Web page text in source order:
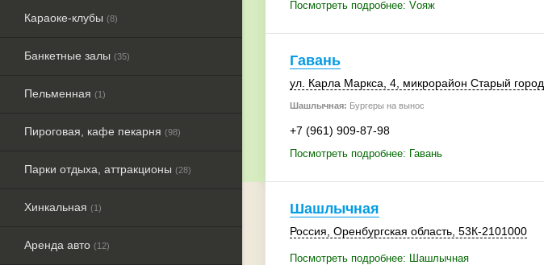
Караоке-клубы (8)
Банкетные залы (35)
Пельменная (1)
Пироговая, кафе пекарня (98)
Парки отдыха, аттракционы (28)
Хинкальная (1)
Аренда авто (12)
Посмотреть подробнее: Vояж
Гавань
ул. Карла Маркса, 4, микрорайон Старый город
Шашлычная: Бургеры на вынос
+7 (961) 909-87-98
Посмотреть подробнее: Гавань
Шашлычная
Россия , Оренбургская область, 53К-2101000
Посмотреть подробнее: Шашлычная